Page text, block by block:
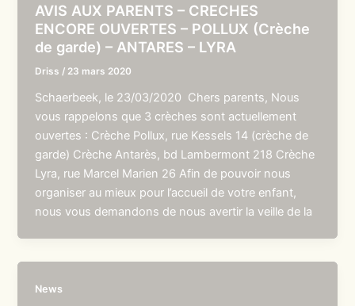
AVIS AUX PARENTS – CRECHES
ENCORE OUVERTES – POLLUX (Crèche
de garde) – ANTARES – LYRA
Driss / 23 mars 2020
Schaerbeek, le 23/03/2020 Chers parents, Nous
vous rappelons que 3 crèches sont actuellement
ouvertes : Crèche Pollux, rue Kessels 14 (crèche de
garde) Crèche Antarès, bd Lambermont 218 Crèche
Lyra, rue Marcel Marien 26 Afin de pouvoir nous
organiser au mieux pour l’accueil de votre enfant,
nous vous demandons de nous avertir la veille de la
News